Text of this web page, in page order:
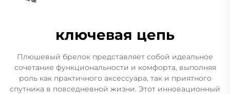
ключевая цепь
Плюшевый брелок представляет собой идеальное
сочетание функциональности и комфорта, выполняя
роль как практичного аксессуара, так и приятного
спутника в повседневной жизни. Этот инновационный